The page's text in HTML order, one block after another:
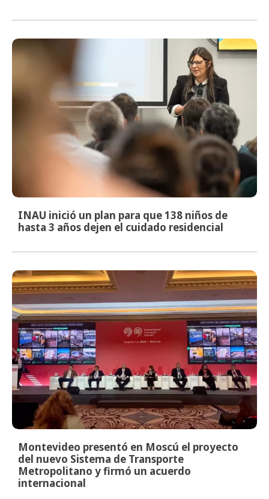
INAU inició un plan para que 138 niños de
hasta 3 años dejen el cuidado residencial
Montevideo presentó en Moscú el proyecto
del nuevo Sistema de Transporte
Metropolitano y firmó un acuerdo
internacional